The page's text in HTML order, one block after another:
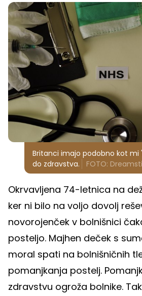
Britanci imajo podobno kot mi
do zdravstva.
FOTO:
Okrvavljena 74-letnica na
ker ni bilo na voljo dovolj
novorojenček v bolnišnici
posteljo. Majhen deček s
moral spati na bolnišničnih
pomanjkanja postelj.
zdravstvu ogroža bolnike.